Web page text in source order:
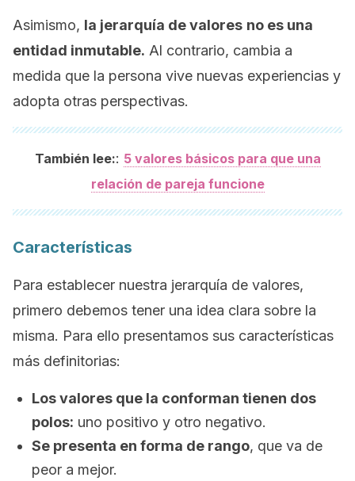
Asimismo, la jerarquía de valores no es una
entidad inmutable. Al contrario, cambia a
medida que la persona vive nuevas experiencias y
adopta otras perspectivas.
También lee:: 5 valores básicos para que una
relación de pareja funcione
Características
Para establecer nuestra jerarquía de valores,
primero debemos tener una idea clara sobre la
misma. Para ello presentamos sus características
más definitorias:
Los valores que la conforman tienen dos
polos: uno positivo y otro negativo.
Se presenta en forma de rango, que va de
peor a mejor.